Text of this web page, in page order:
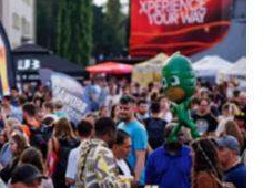
2026-08-28